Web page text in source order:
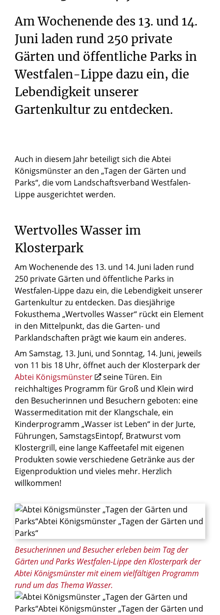
Am Wochenende des 13. und 14.
Juni laden rund 250 private
Gärten und öffentliche Parks in
Westfalen-Lippe dazu ein, die
Lebendigkeit unserer
Gartenkultur zu entdecken.
Auch in diesem Jahr beteiligt sich die Abtei
Königsmünster an den „Tagen der Gärten und
Parks“, die vom Landschaftsverband Westfalen-
Lippe ausgerichtet werden.
Besucherinnen und Besucher erleben beim Tag der
Gärten und Parks Westfalen-Lippe den Klosterpark der
Abtei Königsmünster mit einem vielfältigen Programm
rund um das Thema Wasser.
Wertvolles Wasser im
Klosterpark
Am Wochenende des 13. und 14. Juni laden rund
250 private Gärten und öffentliche Parks in
Westfalen-Lippe dazu ein, die Lebendigkeit unserer
Gartenkultur zu entdecken. Das diesjährige
Fokusthema „Wertvolles Wasser“ rückt ein Element
in den Mittelpunkt, das die Garten- und
Parklandschaften prägt wie kaum ein anderes.
Am Samstag, 13. Juni, und Sonntag, 14. Juni, jeweils
von 11 bis 18 Uhr, öffnet auch der Klosterpark der
Abtei Königsmünster
seine Türen. Ein
reichhaltiges Programm für Groß und Klein wird
den Besucherinnen und Besuchern geboten: eine
Wassermeditation mit der Klangschale, ein
Kinderprogramm „Wasser ist Leben“ in der Jurte,
Führungen, SamstagsEintopf, Bratwurst vom
Klostergrill, eine lange Kaffeetafel mit eigenen
Produkten sowie verschiedene Getränke aus der
Eigenproduktion und vieles mehr. Herzlich
willkommen!